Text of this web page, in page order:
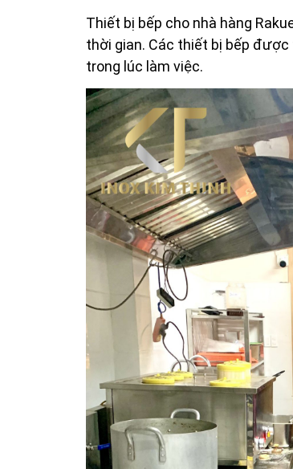
Thiết bị bếp cho nhà hàng
thời gian. Các thiết bị bếp
trong lúc làm việc.